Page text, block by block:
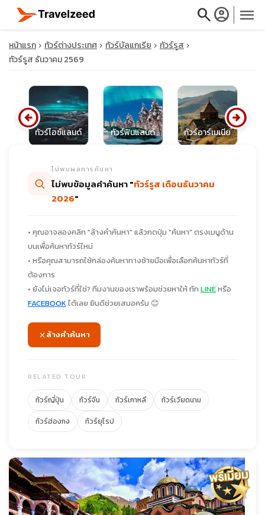
searchaccount_circle menu
close
travel_explore
หน้าแรก ทัวร์ต่างประเทศ ทัวร์บัลแกเรีย
ทัวร์รูส
ทัวร์รูส ธันวาคม 2569
ทัวร์ไอซ์แลนด์ ทัวร์ฟินแลนด์ ทัวร์อาร์เมเนีย
arrow_circle_left arrow_circle_right
ไม่พบผลการค้นหา
ไม่พบข้อมูลคำค้นหา "ทัวร์รูส เดือนธันวาคม
2026"
• คุณอาจลองคลิก "ล้างคำค้นหา" แล้วกดปุ่ม "ค้นหา" ตรงเมนูด้าน
บนเพื่อค้นหาทัวร์ใหม่
• หรือคุณสามารถใช้กล่องค้นหาทางซ้ายมือเพื่อเลือกค้นหาทัวร์ที่
ต้องการ
• ยังไม่เจอทัวร์ที่ใช่? ทีมงานของเราพร้อมช่วยหาให้ ทัก LINEหรือ
FACEBOOKได้เลย ยินดีช่วยเสมอครับ 😊
ล้างคำค้นหา
RELATED TOUR
ทัวร์ญี่ปุ่น ทัวร์จีน ทัวร์เกาหลี
ทัวร์เวียดนาม
ทัวร์ฮ่องกง
ทัวร์ยุโรป